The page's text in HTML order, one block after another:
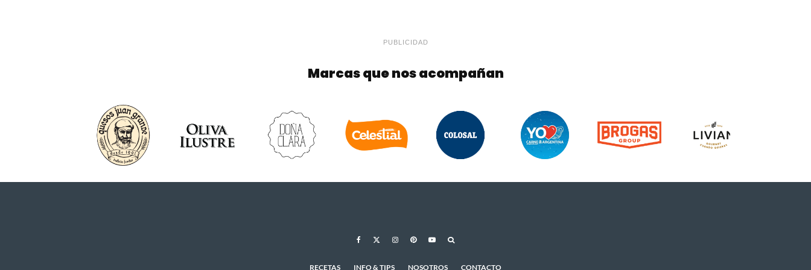
PUBLICIDAD
Marcas que nos acompañan
RECETAS INFO & TIPS NOSOTROS CONTACTO